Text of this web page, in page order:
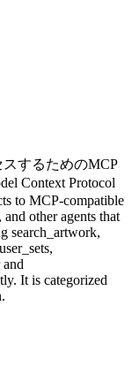
スするためのMCP
Context Protocol
to MCP-compatible
other agents that
search_artwork,
It is categorized